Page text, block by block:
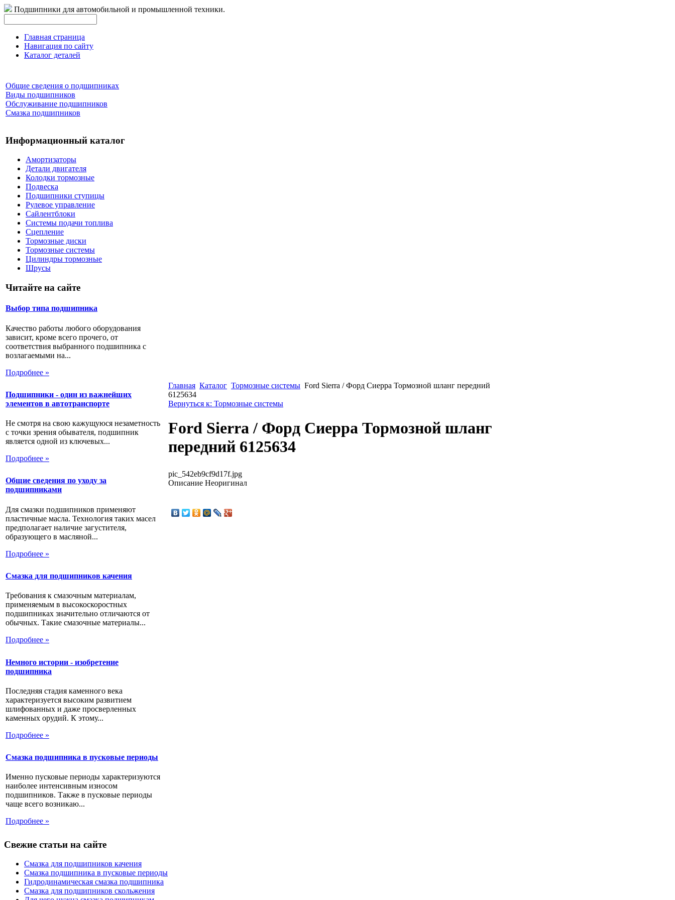
Подшипники для автомобильной и промышленной техники.
Главная страница
Навигация по сайту
Каталог деталей
Общие сведения о подшипниках
Виды подшипников
Обслуживание подшипников
Смазка подшипников
Информационный каталог
Амортизаторы
Детали двигателя
Колодки тормозные
Подвеска
Подшипники ступицы
Рулевое управление
Сайлентблоки
Системы подачи топлива
Сцепление
Тормозные диски
Тормозные системы
Цилиндры тормозные
Шрусы
Читайте на сайте
Выбор типа подшипника
Качество работы любого оборудования
зависит, кроме всего прочего, от
соответствия выбранного подшипника с
возлагаемыми на...
Подробнее »
Подшипники - один из важнейших
элементов в автотранспорте
Не смотря на свою кажущуюся незаметность
с точки зрения обывателя, подшипник
является одной из ключевых...
Подробнее »
Общие сведения по уходу за
подшипниками
Для смазки подшипников применяют
пластичные масла. Технология таких масел
предполагает наличие загустителя,
образующего в масляной...
Подробнее »
Смазка для подшипников качения
Требования к смазочным материалам,
применяемым в высокоскоростных
подшипниках значительно отличаются от
обычных. Такие смазочные материалы...
Подробнее »
Немного истории - изобретение
подшипника
Последняя стадия каменного века
характеризуется высоким развитием
шлифованных и даже просверленных
каменных орудий. К этому...
Подробнее »
Смазка подшипника в пусковые периоды
Именно пусковые периоды характеризуются
наиболее интенсивным износом
подшипников. Также в пусковые периоды
чаще всего возникаю...
Подробнее »
Главная Каталог Тормозные системы Ford Sierra / Форд Сиерра Тормозной шланг передний
6125634
Вернуться к: Тормозные системы
Ford Sierra / Форд Сиерра Тормозной шланг
передний 6125634
pic_542eb9cf9d17f.jpg
Описание Неоригинал
Свежие статьи на сайте
Смазка для подшипников качения
Смазка подшипника в пусковые периоды
Гидродинамическая смазка подшипника
Смазка для подшипников скольжения